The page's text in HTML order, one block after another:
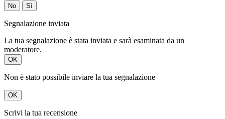
No Sì
Segnalazione inviata
La tua segnalazione è stata inviata e sarà esaminata da un
moderatore.
OK
Non è stato possibile inviare la tua segnalazione
OK
Scrivi la tua recensione